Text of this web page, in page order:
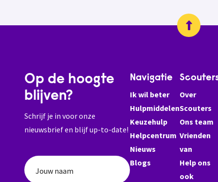
Op de hoogte
blijven?
Schrijf je in voor onze
nieuwsbrief en blijf up-to-date!
Jouw naam
Navigatie
Ik wil beter
Hulpmiddelen
Keuzehulp
Helpcentrum
Nieuws
Blogs
Over
Scouters
Ons team
Vrienden
van
Help ons
ook